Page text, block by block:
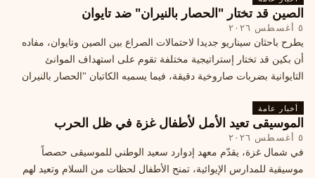
الصين قد تختار "الحصار بالنيران" ضد تايوان
٥ أغسطس ٢٠٢٦
يطرح باحثان سيناريو جديدا لاحتمالات الصراع بين الصين وتايوان، مفاده
أن بكين قد تختار إستراتيجية مختلفة تقوم على استهداف الموانئ
التايوانية بضربات صاروخية دقيقة، فيما يسميه الكاتبان "الحصار بالنيران
أخبار عامة
الموسيقى تعيد الأمل لأطفال غزة في ظل الحرب
٥ أغسطس ٢٠٢٦
في شمال غزة، يقدّم معهد إدوارد سعيد الوطني للموسيقى حصصاً
موسيقية للمدارس الإيوائية، تمنح الأطفال لحظات من السلام وتعيد لهم